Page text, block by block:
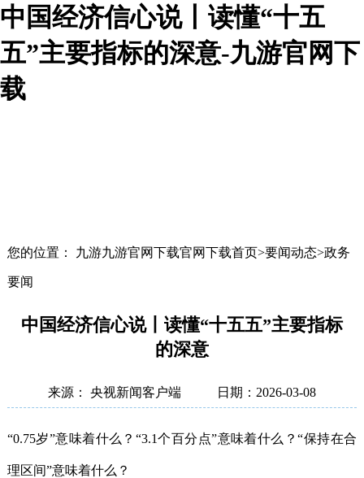
中国经济信心说丨读懂“十五
五”主要指标的深意-九游官网下
载
您的位置： 九游九游官网下载官网下载首页>要闻动态>政务
要闻
中国经济信心说丨读懂“十五五”主要指标
的深意
来源： 央视新闻客户端 日期：2026-03-08
“0.75岁”意味着什么？“3.1个百分点”意味着什么？“保持在合
理区间”意味着什么？